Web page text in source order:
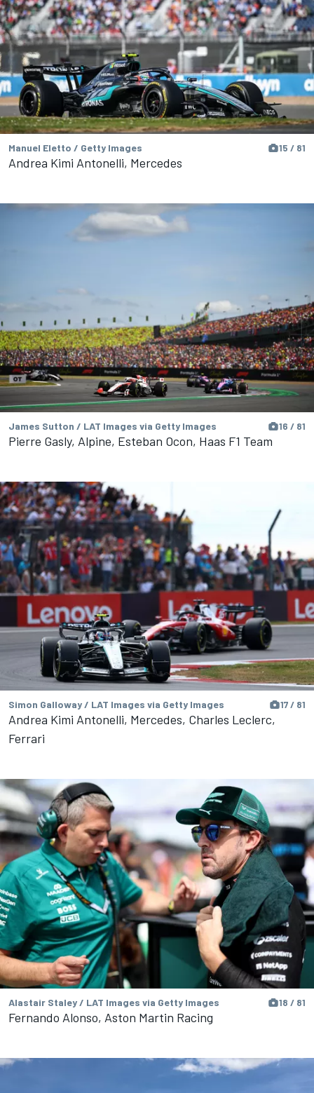
Manuel Eletto / Getty Images 15 / 81
Andrea Kimi Antonelli, Mercedes
James Sutton / LAT Images via Getty Images 16 / 81
Pierre Gasly, Alpine, Esteban Ocon, Haas F1 Team
Simon Galloway / LAT Images via Getty Images 17 / 81
Andrea Kimi Antonelli, Mercedes, Charles Leclerc,
Ferrari
Alastair Staley / LAT Images via Getty Images 18 / 81
Fernando Alonso, Aston Martin Racing